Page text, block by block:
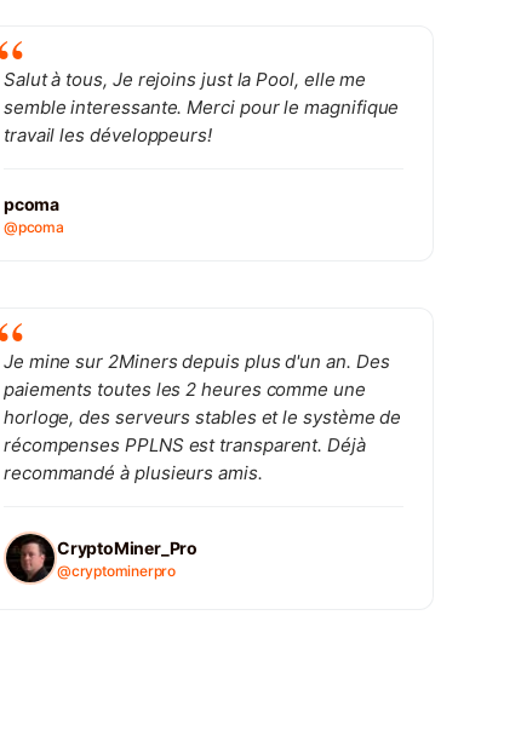
Salut à tous, Je rejoins just la Pool, elle me
semble interessante. Merci pour le magnifique
travail les développeurs!
pcoma
@pcoma
Je mine sur 2Miners depuis plus d'un an. Des
paiements toutes les 2 heures comme une
horloge, des serveurs stables et le système de
récompenses PPLNS est transparent. Déjà
recommandé à plusieurs amis.
CryptoMiner_Pro
@cryptominerpro